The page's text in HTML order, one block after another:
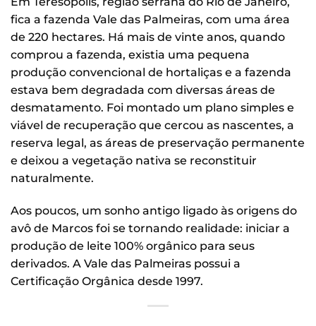
fica a fazenda Vale das Palmeiras, com uma área
de 220 hectares. Há mais de vinte anos, quando
comprou a fazenda, existia uma pequena
produção convencional de hortaliças e a fazenda
estava bem degradada com diversas áreas de
desmatamento. Foi montado um plano simples e
viável de recuperação que cercou as nascentes, a
reserva legal, as áreas de preservação permanente
e deixou a vegetação nativa se reconstituir
naturalmente.
Aos poucos, um sonho antigo ligado às origens do
avô de Marcos foi se tornando realidade: iniciar a
produção de leite 100% orgânico para seus
derivados. A Vale das Palmeiras possui a
Certificação Orgânica desde 1997.